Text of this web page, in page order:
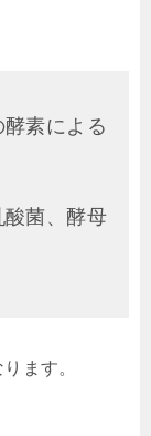
素による
菌、酵母
ます。